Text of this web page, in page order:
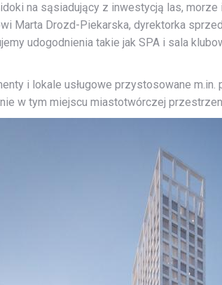
na sąsiadujący z inwestycją las,
Marta Drozd-Piekarska, dyrektorka
udogodnienia takie jak SPA i sala
i lokale usługowe przystosowane
w tym miejscu miastotwórczej